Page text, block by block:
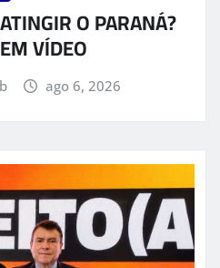
O PARANÁ?
VÍDEO
ago 6, 2026